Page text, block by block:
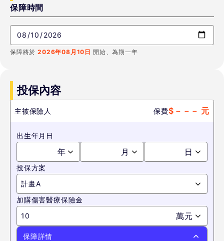
保障時間
保障將於 2026年08月10日 開始、為期一年
投保內容
主被保險人 保費$ －－－ 元
出生年月日
年 月 日
投保方案
計畫A
加購傷害醫療保險金
10
萬元
保障詳情